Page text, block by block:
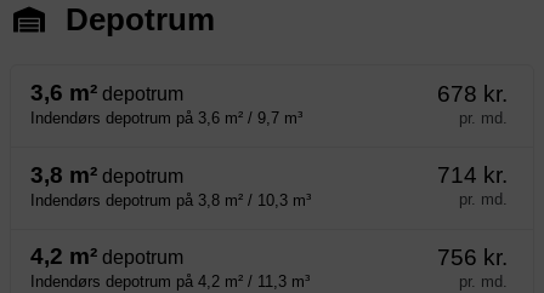
Depotrum
3,6 m² depotrum
Indendørs depotrum på 3,6 m² / 9,7 m³
678 kr.
pr. md.
3,8 m² depotrum
Indendørs depotrum på 3,8 m² / 10,3 m³
714 kr.
pr. md.
4,2 m² depotrum
Indendørs depotrum på 4,2 m² / 11,3 m³
756 kr.
pr. md.